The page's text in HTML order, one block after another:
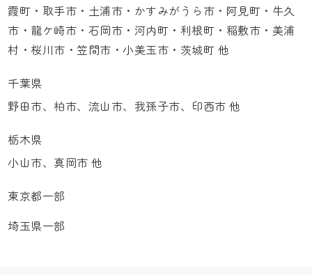
霞町・取手市・土浦市・かすみがうら市・阿見町・牛久
市・龍ケ崎市・石岡市・河内町・利根町・稲敷市・美浦
村・桜川市・笠間市・小美玉市・茨城町 他
千葉県
野田市、柏市、流山市、我孫子市、印西市 他
栃木県
小山市、真岡市 他
東京都一部
埼玉県一部